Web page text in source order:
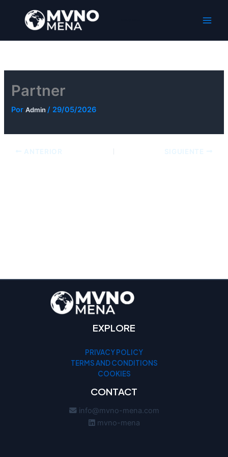
contenido
Partner
PorAdmin/ 29/05/2026
ANTERIOR SIGUIENTE
EXPLORE
PRIVACY POLICY
TERMS AND CONDITIONS
COOKIES
CONTACT
info@mvno-mena.com
mvno-mena